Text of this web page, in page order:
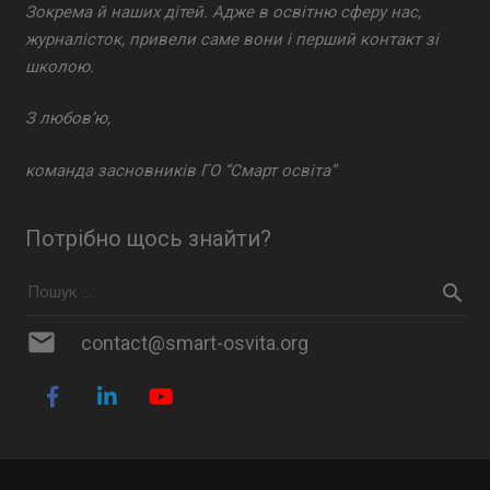
Зокрема й наших дітей. Адже в освітню сферу нас,
журналісток, привели саме вони і перший контакт зі
школою.
З любов’ю,
команда засновників ГО “Смарт освіта”
Потрібно щось знайти?
mail contact@smart-osvita.org